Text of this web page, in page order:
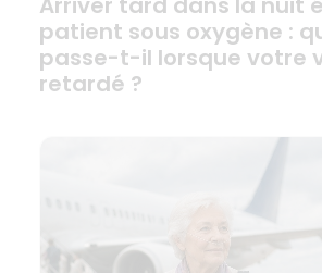
patient sous oxygène :
passe-t-il lorsque votre
retardé ?